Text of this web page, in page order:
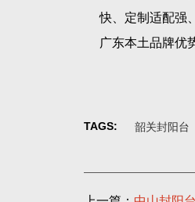
快、定制适配强
广东本土品牌优
TAGS: 韶关封阳台